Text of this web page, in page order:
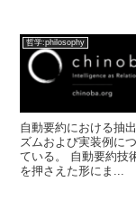
哲学:philosophy
自動要約における抽
ズムおよび実装例に
ている。 自動要約技
を押さえた形にま...